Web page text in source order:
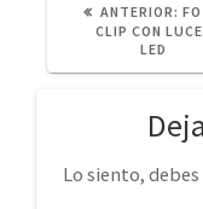
ANTERIOR:
CLIP CON
LED
Lo siento,